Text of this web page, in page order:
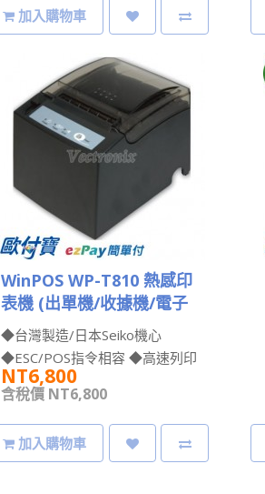
加入購物車
WinPOS WP-T810 熱感印
表機 (出單機/收據機/電子
發票機)【標準機】
◆台灣製造/日本Seiko機心
◆ESC/POS指令相容 ◆高速列印
每秒220mm ◆內建2D條碼..
NT6,800
含稅價 NT6,800
加入購物車